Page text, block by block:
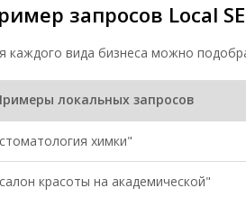
запросов Local
каждого вида бизнеса можно
локальных запросов
химки"
красоты на академической"